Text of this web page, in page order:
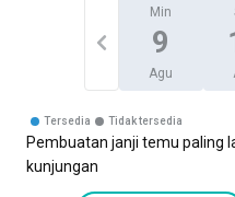
Min
9
Agu
Tersedia Tidak tersedia
Pembuatan janji temu paling
kunjungan